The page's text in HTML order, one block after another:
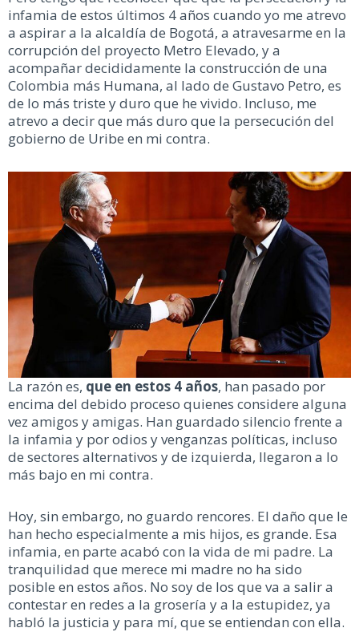
infamia de estos últimos 4 años cuando yo me atrevo
a aspirar a la alcaldía de Bogotá, a atravesarme en la
corrupción del proyecto Metro Elevado, y a
acompañar decididamente la construcción de una
Colombia más Humana, al lado de Gustavo Petro, es
de lo más triste y duro que he vivido. Incluso, me
atrevo a decir que más duro que la persecución del
gobierno de Uribe en mi contra.
La razón es, que en estos 4 años, han pasado por
encima del debido proceso quienes considere alguna
vez amigos y amigas. Han guardado silencio frente a
la infamia y por odios y venganzas políticas, incluso
de sectores alternativos y de izquierda, llegaron a lo
más bajo en mi contra.
Hoy, sin embargo, no guardo rencores. El daño que le
han hecho especialmente a mis hijos, es grande. Esa
infamia, en parte acabó con la vida de mi padre. La
tranquilidad que merece mi madre no ha sido
posible en estos años. No soy de los que va a salir a
contestar en redes a la grosería y a la estupidez, ya
habló la justicia y para mí, que se entiendan con ella.